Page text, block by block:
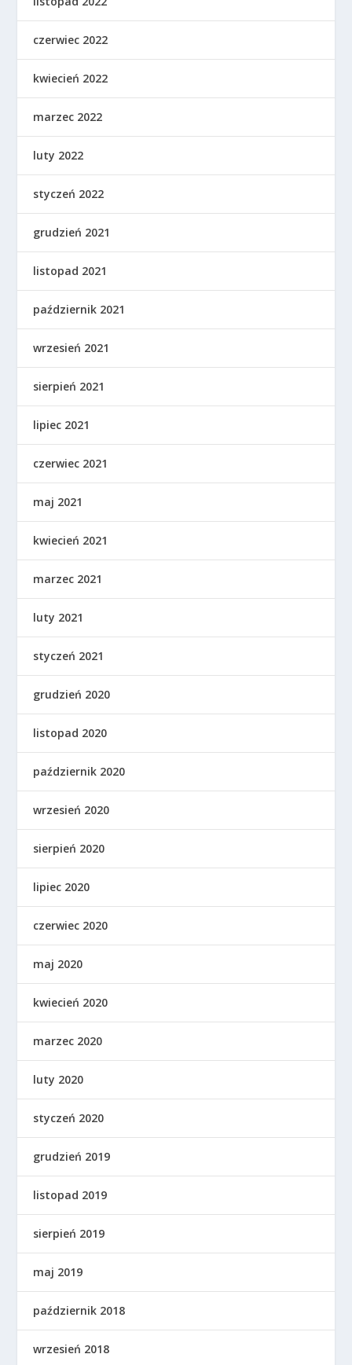
czerwiec 2022
kwiecień 2022
marzec 2022
luty 2022
styczeń 2022
grudzień 2021
listopad 2021
październik 2021
wrzesień 2021
sierpień 2021
lipiec 2021
czerwiec 2021
maj 2021
kwiecień 2021
marzec 2021
luty 2021
styczeń 2021
grudzień 2020
listopad 2020
październik 2020
wrzesień 2020
sierpień 2020
lipiec 2020
czerwiec 2020
maj 2020
kwiecień 2020
marzec 2020
luty 2020
styczeń 2020
grudzień 2019
listopad 2019
sierpień 2019
maj 2019
październik 2018
wrzesień 2018